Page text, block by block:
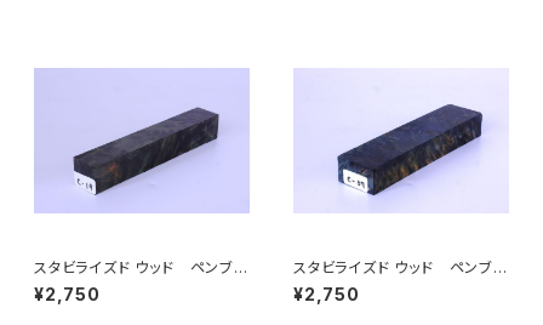
スタビライズド ウッド ペンブラ
ンク（ペン制作用木材）C-19～
C-27
¥2,750
スタビライズド ウッド ペンブラ
ンク（ペン制作用木材）C-37～
C-45
¥2,750